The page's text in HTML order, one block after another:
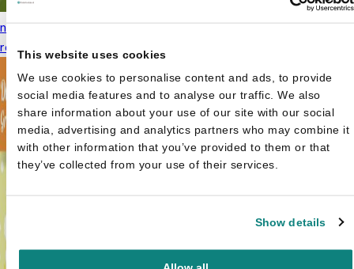
This website uses cookies
We use cookies to personalise content and ads, to provide
social media features and to analyse our traffic. We also
share information about your use of our site with our social
media, advertising and analytics partners who may combine it
with other information that you’ve provided to them or that
they’ve collected from your use of their services.
Show details
natuurstickerboek: De
rond
€ 6,99
prijs was:
prijs is: